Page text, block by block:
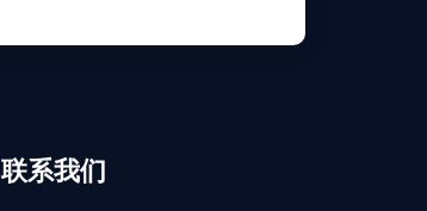
联系我们